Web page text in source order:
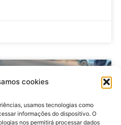
cookies
usamos tecnologias como
informações do dispositivo. O
nos permitirá processar dados